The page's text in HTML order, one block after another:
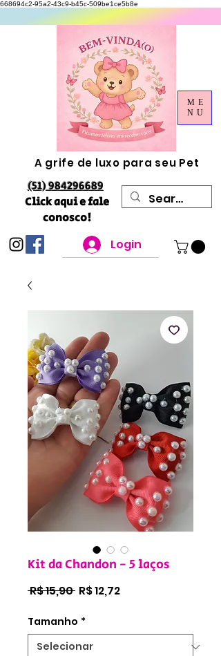
668694c2-95a2-43c9-b45c-509be1ce5b8e
A grife de luxo para seu Pet
(51) 984296689
Click aqui e fale
conosco!
Login
ME
NU
Kit da Chandon - 5 laços
R$ 15,90 Preço
R$ 12,72Preço
Tamanho *